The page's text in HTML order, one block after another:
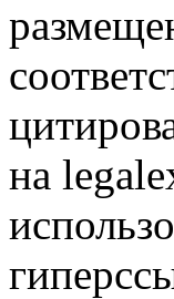
на